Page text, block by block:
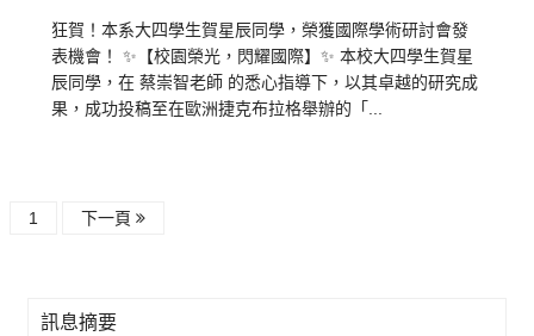
狂賀！本系大四學生賀星辰同學，榮獲國際學術研討會發
表機會！ ✨【校園榮光，閃耀國際】✨ 本校大四學生賀星
辰同學，在 蔡崇智老師 的悉心指導下，以其卓越的研究成
果，成功投稿至在歐洲捷克布拉格舉辦的「...
1 下一頁
訊息摘要